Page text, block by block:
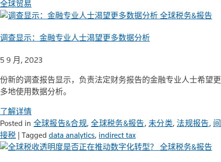
全球贸易
全球税务&报告
调查显示：金融专业人士渴望更多数据分析
5 9 月, 2023
份新的调查报告显示，负责法定财务报告的金融专业人士希望更
多地使用数据分析。
了解详情
Posted in 全球报告&合规,全球税务&报告,未分类,法规报告, 间
接税
Tagged data analytics, indirect tax
全球税务&报告